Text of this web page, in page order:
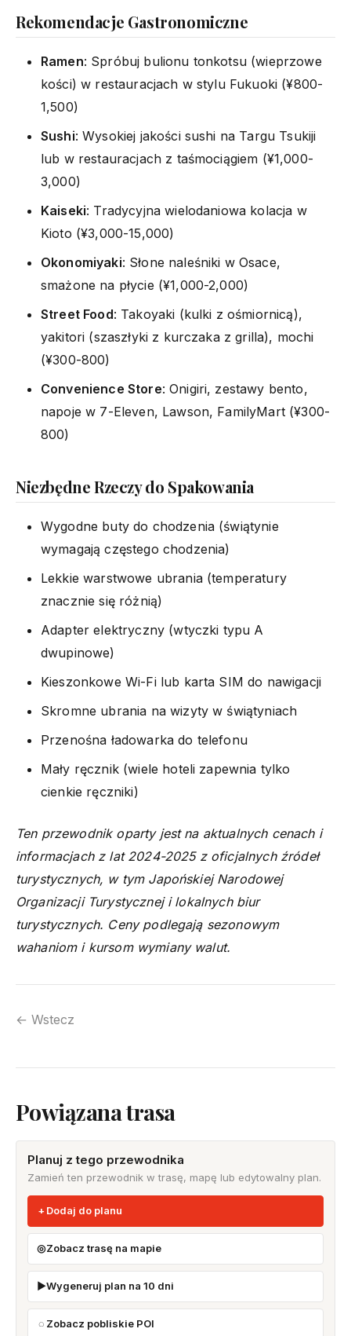
Rekomendacje Gastronomiczne
Ramen: Spróbuj bulionu tonkotsu (wieprzowe
kości) w restauracjach w stylu Fukuoki (¥800-
1,500)
Sushi: Wysokiej jakości sushi na Targu Tsukiji
lub w restauracjach z taśmociągiem (¥1,000-
3,000)
Kaiseki: Tradycyjna wielodaniowa kolacja w
Kioto (¥3,000-15,000)
Okonomiyaki: Słone naleśniki w Osace,
smażone na płycie (¥1,000-2,000)
Street Food: Takoyaki (kulki z ośmiornicą),
yakitori (szaszłyki z kurczaka z grilla), mochi
(¥300-800)
Convenience Store: Onigiri, zestawy bento,
napoje w 7-Eleven, Lawson, FamilyMart (¥300-
800)
Niezbędne Rzeczy do Spakowania
Wygodne buty do chodzenia (świątynie
wymagają częstego chodzenia)
Lekkie warstwowe ubrania (temperatury
znacznie się różnią)
Adapter elektryczny (wtyczki typu A
dwupinowe)
Kieszonkowe Wi-Fi lub karta SIM do nawigacji
Skromne ubrania na wizyty w świątyniach
Przenośna ładowarka do telefonu
Mały ręcznik (wiele hoteli zapewnia tylko
cienkie ręczniki)
Ten przewodnik oparty jest na aktualnych cenach i
informacjach z lat 2024-2025 z oficjalnych źródeł
turystycznych, w tym Japońskiej Narodowej
Organizacji Turystycznej i lokalnych biur
turystycznych. Ceny podlegają sezonowym
wahaniom i kursom wymiany walut.
← Wstecz
Powiązana trasa
Planuj z tego przewodnika
Zamień ten przewodnik w trasę, mapę lub edytowalny plan.
Dodaj do planu
Zobacz trasę na mapie
Wygeneruj plan na 10 dni
Zobacz pobliskie POI